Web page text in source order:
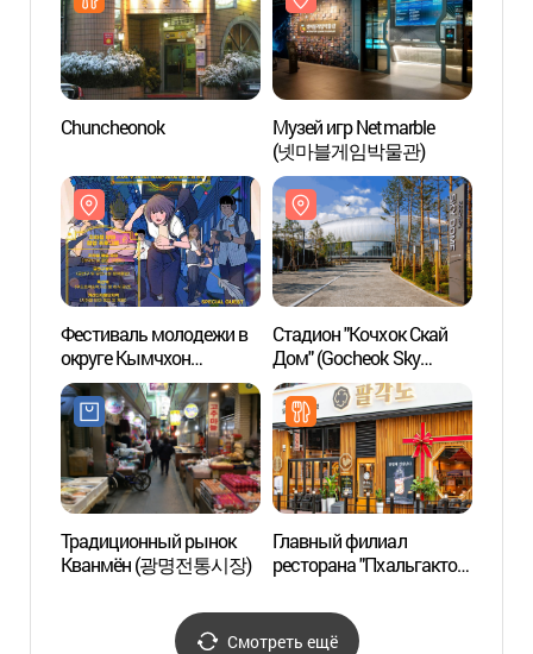
Chuncheonok
Музей игр Netmarble
(넷마블게임박물관)
Фестиваль молодежи в
округе Кымчхон
(금천청년축제)
Стадион "Кочхок Скай
Дом" (Gocheok Sky
Dome) (고척 스카이돔)
Традиционный рынок
Кванмён (광명전통시장)
Главный филиал
ресторана "Пхальгакто"
Смотреть ещё